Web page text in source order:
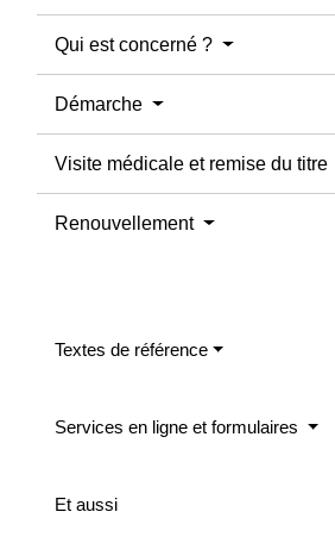
Qui est concerné ?
Démarche
Visite médicale et remise du titre
Renouvellement
Textes de référence
Services en ligne et formulaires
Et aussi